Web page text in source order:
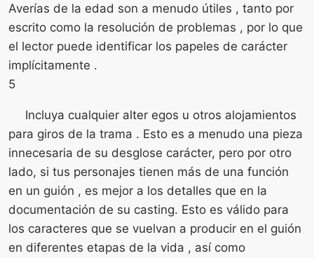
Averías de la edad son a menudo útiles , tanto por
escrito como la resolución de problemas , por lo que
el lector puede identificar los papeles de carácter
implícitamente .
5
Incluya cualquier alter egos u otros alojamientos
para giros de la trama . Esto es a menudo una pieza
innecesaria de su desglose carácter, pero por otro
lado, si tus personajes tienen más de una función
en un guión , es mejor a los detalles que en la
documentación de su casting. Esto es válido para
los caracteres que se vuelvan a producir en el guión
en diferentes etapas de la vida , así como